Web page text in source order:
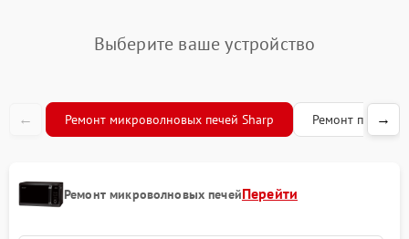
Выберите ваше устройство
← Ремонт микроволновых печей Sharp Ремонт →
Ремонт микроволновых печейПерейти